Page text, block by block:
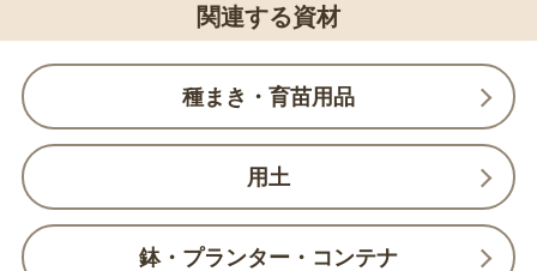
関連する資材
種まき・育苗用品
用土
鉢・プランター・コンテナ